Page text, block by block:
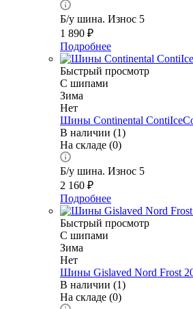
Б/у шина. Износ 5
1 890 ₽
Подробнее
Быстрый просмотр
С шипами
Зима
Нет
Шины Continental
В наличии (1)
На складе (0)
Б/у шина. Износ 5
2 160 ₽
Подробнее
Быстрый просмотр
С шипами
Зима
Нет
Шины Gislaved Nord Frost
В наличии (1)
На складе (0)